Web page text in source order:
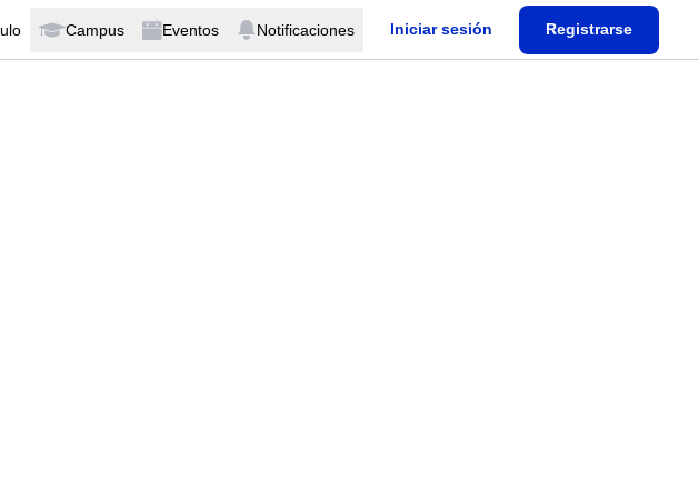
Campus Eventos Notificaciones Iniciar sesión Registrarse